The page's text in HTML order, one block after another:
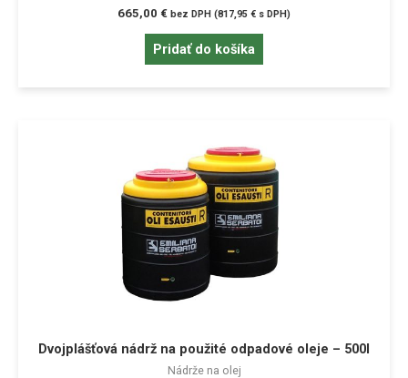
665,00 € bez DPH (817,95 € s DPH)
Pridať do košíka
Dvojplášťová nádrž na použité odpadové oleje – 500l
Nádrže na olej